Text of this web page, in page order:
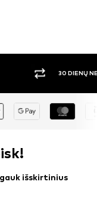
30 DIENŲ
išskirtinius